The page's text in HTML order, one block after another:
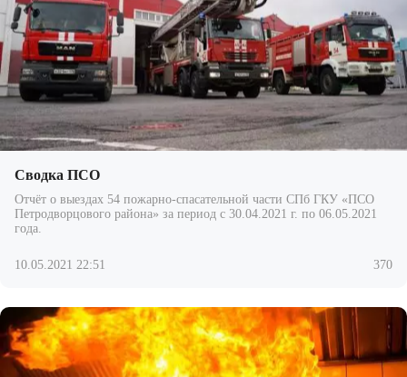
Сводка ПСО
Отчёт о выездах 54 пожарно-спасательной части СПб ГКУ «ПСО
Петродворцового района» за период с 30.04.2021 г. по 06.05.2021
года.
10.05.2021 22:51 370